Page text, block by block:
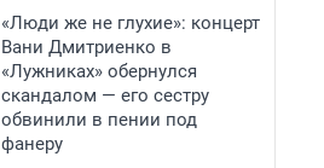
«Люди же не глухие»: концерт
Вани Дмитриенко в
«Лужниках» обернулся
скандалом — его сестру
обвинили в пении под
фанеру